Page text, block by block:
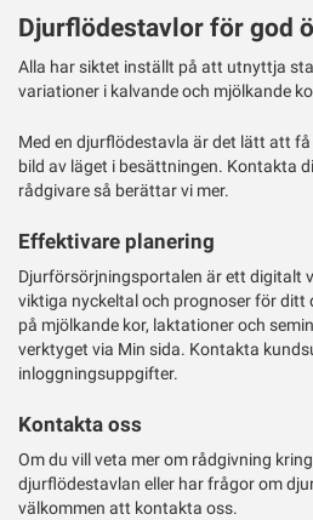
Djurflödestavlor för god
Alla har siktet inställt på att utnyttja
variationer i kalvande och mjölkande
Med en djurflödestavla är det lätt att
bild av läget i besättningen. Kontakta
rådgivare så berättar vi mer.
Effektivare planering
Djurförsörjningsportalen är ett digitalt
viktiga nyckeltal och prognoser för ditt
på mjölkande kor, laktationer och
verktyget via Min sida. Kontakta
inloggningsuppgifter.
Kontakta oss
Om du vill veta mer om rådgivning
djurflödestavlan eller har frågor om
välkommen att kontakta oss.